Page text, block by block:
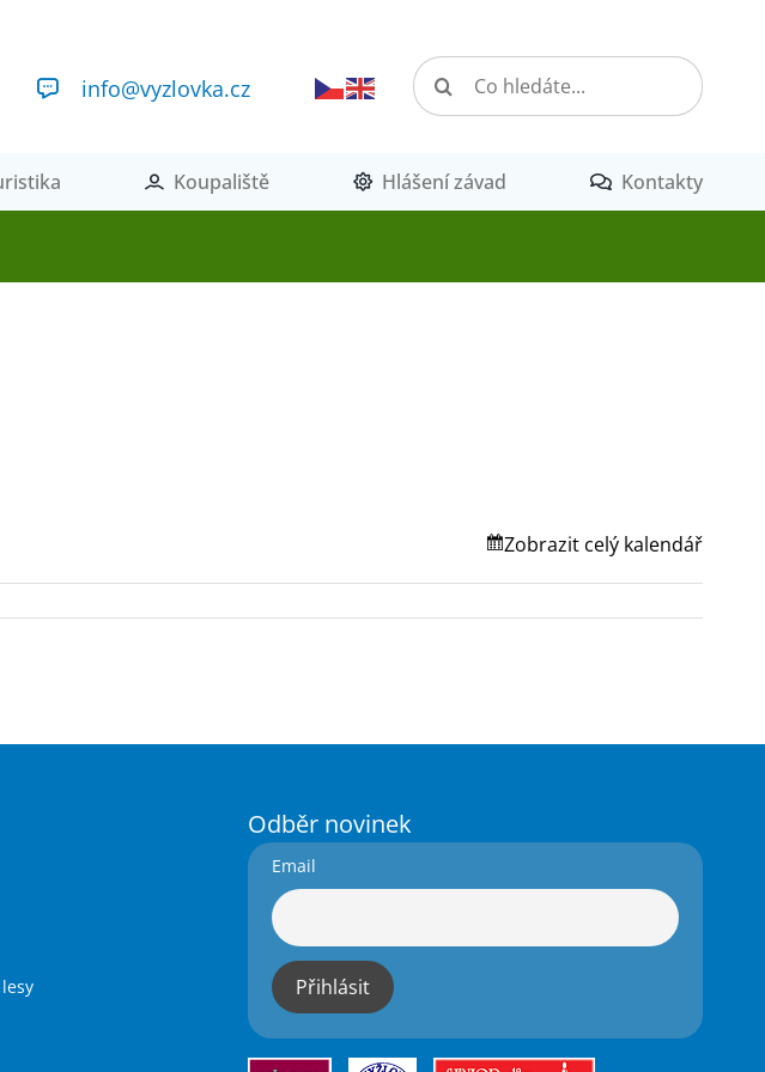
info@vyzlovka.cz
Hledat:
Koupaliště Hlášení závad Kontakty
Zobrazit celý kalendář
Odběr novinek
Email